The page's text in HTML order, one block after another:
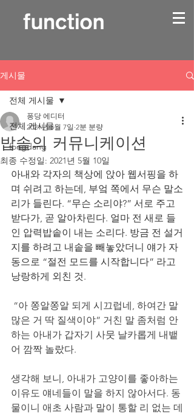
게시물
전체 게시물
fongdang
전체 게시물
밥솥의 커뮤니케이션
퐁당 에디터
2021년 5월 7일 2분 분량
최종 수정일: 2021년 5월 10일
아내와 각자의 책상에 앉아 웹서핑을 하
며 쉬려고 하는데, 부엌 쪽에서 무슨 말소
리가 들린다. “무슨 소리야?” 서로 주고
받다가, 곧 알아차린다. 얼마 전 새로 들
인 압력밥솥이 내는 소리다. 방금 전 설거
지를 하려고 내솥을 빼놓았더니 얘가 자
동으로 “절전 모드를 시작합니다” 라고
낭랑하게 외친 것.
많은 거 딱 질색이야” 거친 말 좀처럼 안
하는 아내가 갑자기 사뭇 날카롭게 내뱉
어 깜짝 놀랐다.
생각해 보니, 아내가 고양이를 좋아하는
이유도 얘네들이 말을 하지 않아서다. 동
물이니 애초 사람과 말이 통할 리 없는 데